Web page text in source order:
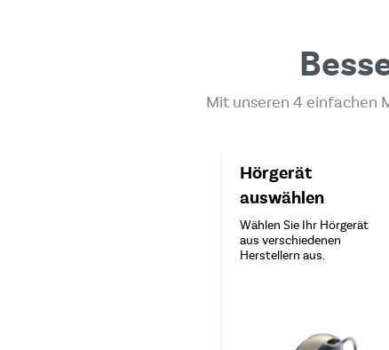
Mit unseren 4 einfachen
Hörgerät
auswählen
Wählen Sie Ihr Hörgerät
aus verschiedenen
Herstellern aus.